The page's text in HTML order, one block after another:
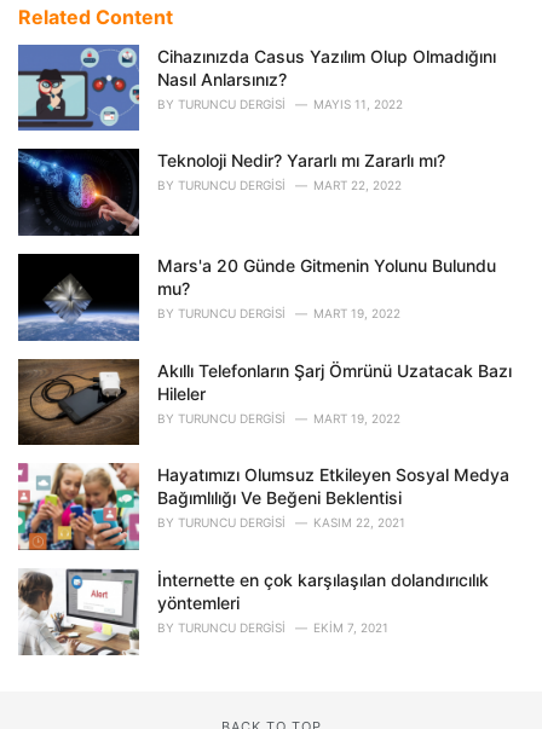
e
r
e
:
Related Content
Cihazınızda Casus Yazılım Olup Olmadığını
Nasıl Anlarsınız?
BY TURUNCU DERGISI MAYIS 11, 2022
Teknoloji Nedir? Yararlı mı Zararlı mı?
BY TURUNCU DERGISI MART 22, 2022
Mars'a 20 Günde Gitmenin Yolunu Bulundu
mu?
BY TURUNCU DERGISI MART 19, 2022
Akıllı Telefonların Şarj Ömrünü Uzatacak Bazı
Hileler
BY TURUNCU DERGISI MART 19, 2022
Hayatımızı Olumsuz Etkileyen Sosyal Medya
Bağımlılığı Ve Beğeni Beklentisi
BY TURUNCU DERGISI KASIM 22, 2021
İnternette en çok karşılaşılan dolandırıcılık
yöntemleri
BY TURUNCU DERGISI EKIM 7, 2021